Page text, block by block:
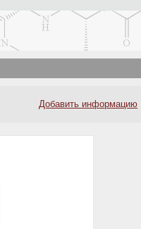
Добавить информацию